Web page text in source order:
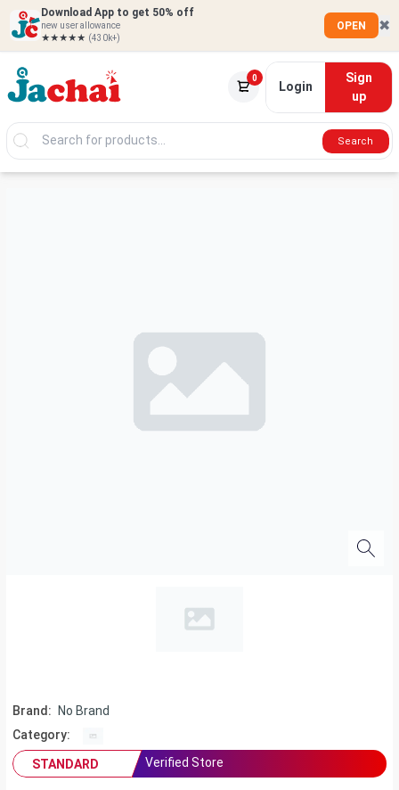
Download App to get 50% off
new user allowance
★★★★★ (430k+)
OPEN ✖
0
Login
Sign
up
Search
Brand:
No Brand
Category:
STANDARD
Verified Store